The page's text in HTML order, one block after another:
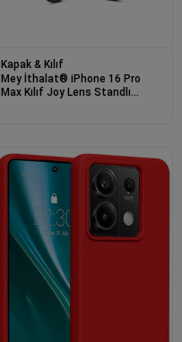
Kapak & Kılıf
Mey İthalat® iPhone 16 Pro
Max Kılıf Joy Lens Standlı